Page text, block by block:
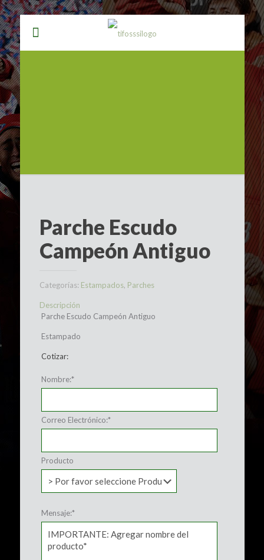
Parche Escudo
Campeón Antiguo
Categorías: Estampados, Parches
Descripción
Parche Escudo Campeón Antiguo
Estampado
Cotizar:
Nombre:*
Correo Electrónico:*
Producto
Mensaje:*